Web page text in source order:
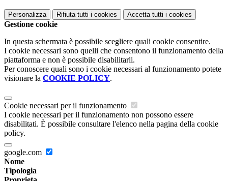
Personalizza Rifiuta tutti i cookies Accetta tutti i cookies
Gestione cookie
In questa schermata è possibile scegliere quali cookie consentire.
I cookie necessari sono quelli che consentono il funzionamento della
piattaforma e non è possibile disabilitarli.
Per conoscere quali sono i cookie necessari al funzionamento potete
visionare la COOKIE POLICY.
Cookie necessari per il funzionamento
I cookie necessari per il funzionamento non possono essere
disabilitati. È possibile consultare l'elenco nella pagina della cookie
policy.
google.com
Nome
Tipologia